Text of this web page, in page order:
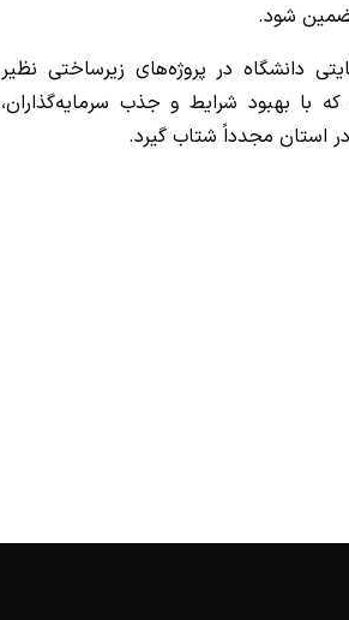
شود.
دانشگاه در پروژه‌های زیرساختی نظیر
که با بهبود شرایط و جذب سرمایه‌گذاران،
در استان مجدداً شتاب گیرد.